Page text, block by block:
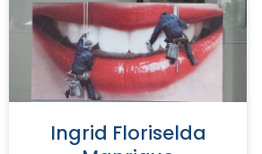
Ingrid Floriselda